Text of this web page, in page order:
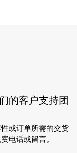
的客户支持团
或订单所需的交货
电话或留言。